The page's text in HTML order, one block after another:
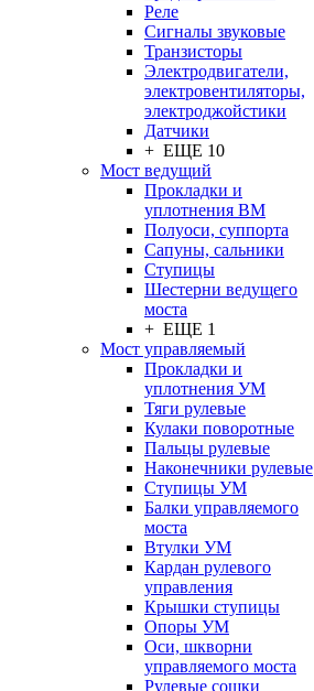
Реле
Сигналы звуковые
Транзисторы
Электродвигатели,
электровентиляторы,
электроджойстики
Датчики
+ ЕЩЕ 10
Мост ведущий
Прокладки и
уплотнения ВМ
Полуоси, суппорта
Сапуны, сальники
Ступицы
Шестерни ведущего
моста
+ ЕЩЕ 1
Мост управляемый
Прокладки и
уплотнения УМ
Тяги рулевые
Кулаки поворотные
Пальцы рулевые
Наконечники рулевые
Ступицы УМ
Балки управляемого
моста
Втулки УМ
Кардан рулевого
управления
Крышки ступицы
Опоры УМ
Оси, шкворни
управляемого моста
Рулевые сошки